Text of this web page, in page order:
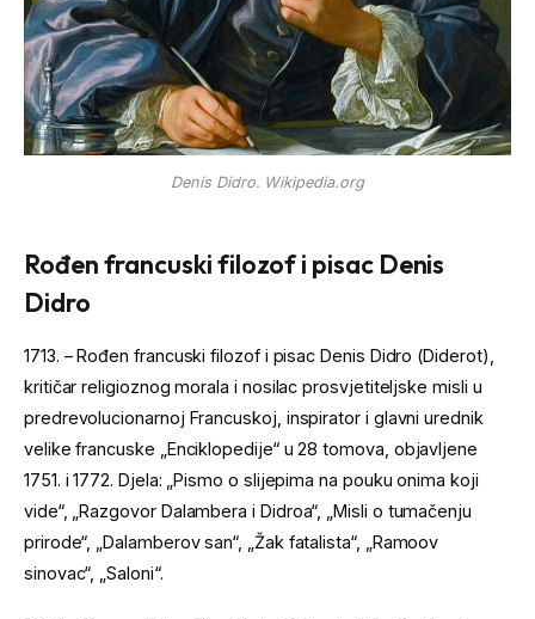
Denis Didro. Wikipedia.org
Rođen francuski filozof i pisac Denis
Didro
1713. – Rođen francuski filozof i pisac Denis Didro (Diderot),
kritičar religioznog morala i nosilac prosvjetiteljske misli u
predrevolucionarnoj Francuskoj, inspirator i glavni urednik
velike francuske „Enciklopedije“ u 28 tomova, objavljene
1751. i 1772. Djela: „Pismo o slijepima na pouku onima koji
vide“, „Razgovor Dalambera i Didroa“, „Misli o tumačenju
prirode“, „Dalamberov san“, „Žak fatalista“, „Ramoov
sinovac“, „Saloni“.